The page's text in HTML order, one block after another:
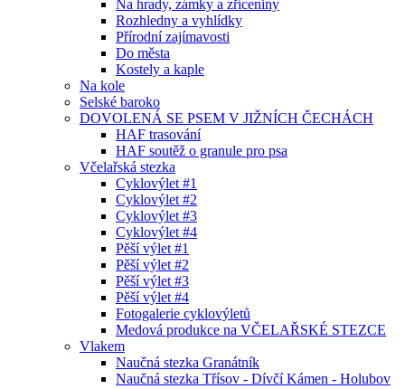
Na hrady, zámky a zříceniny
Rozhledny a vyhlídky
Přírodní zajímavosti
Do města
Kostely a kaple
Na kole
Selské baroko
DOVOLENÁ SE PSEM V JIŽNÍCH ČECHÁCH
HAF trasování
HAF soutěž o granule pro psa
Včelařská stezka
Cyklovýlet #1
Cyklovýlet #2
Cyklovýlet #3
Cyklovýlet #4
Pěší výlet #1
Pěší výlet #2
Pěší výlet #3
Pěší výlet #4
Fotogalerie cyklovýletů
Medová produkce na VČELAŘSKÉ STEZCE
Vlakem
Naučná stezka Granátník
Naučná stezka Třísov - Dívčí Kámen - Holubov